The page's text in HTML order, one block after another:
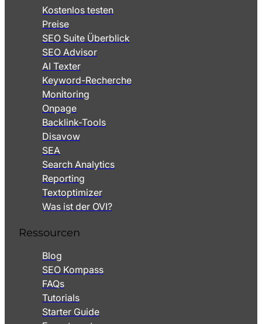
Kostenlos testen
Preise
SEO Suite Überblick
SEO Advisor
AI Texter
Keyword-Recherche
Monitoring
Onpage
Backlink-Tools
Disavow
SEA
Search Analytics
Reporting
Textoptimizer
Was ist der OVI?
Ressourcen
Blog
SEO Kompass
FAQs
Tutorials
Starter Guide